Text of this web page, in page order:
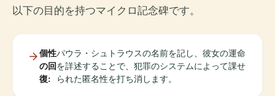
以下の目的を持つマイクロ記念碑です。
個性
の回
復:
パウラ・シュトラウスの名前を記し、彼女の運命
を詳述することで、犯罪のシステムによって課せ
られた匿名性を打ち消します。